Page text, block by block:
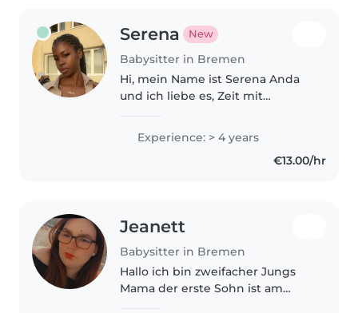
Serena New
Babysitter in Bremen
Hi, mein Name ist Serena Anda
und ich liebe es, Zeit mit
eine freundliche, geduldige und
verantwortungsvolle Person, die
Kinder gerne begleitet, mit..
Experience: > 4 years
€13.00/hr
Jeanett
Babysitter in Bremen
Hallo ich bin zweifacher Jungs
Mama der erste Sohn ist am